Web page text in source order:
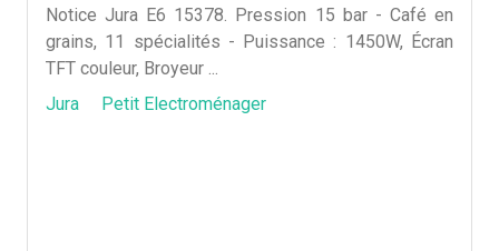
Notice Jura E6 15378. Pression 15 bar - Café en
grains, 11 spécialités - Puissance : 1450W, Écran
TFT couleur, Broyeur ...
Jura
Petit Electroménager